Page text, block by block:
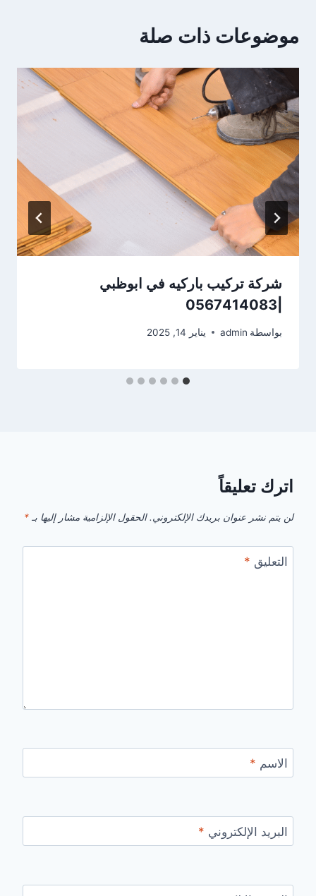
موضوعات ذات صلة
شركة تركيب باركيه في ابوظبي
بواسطة admin يناير 14, 2025
اترك تعليقاً
لن يتم نشر عنوان بريدك الإلكتروني. الحقول الإلزامية مشار إليها بـ *
التعليق *
الاسم *
البريد الإلكتروني *